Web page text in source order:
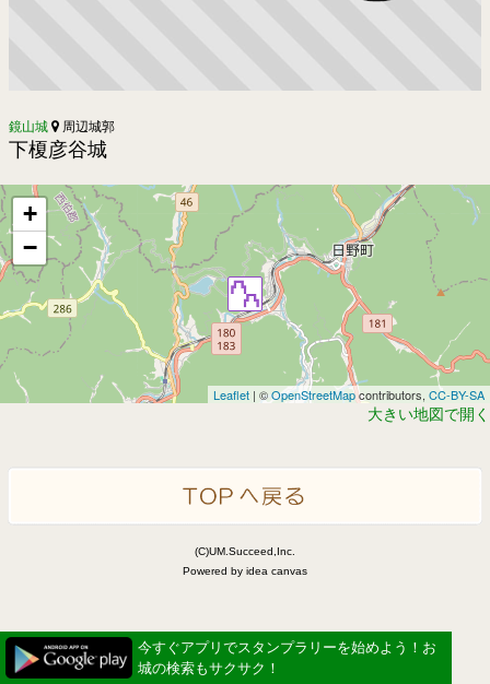
鏡山城 周辺城郭
下榎彦谷城
+
−
Leaflet | ©OpenStreetMapcontributors, CC-BY-SA
大きい地図で開く
(C)UM.Succeed,Inc.
Powered by idea canvas
今すぐアプリでスタンプラリーを始めよう！お
城の検索もサクサク！